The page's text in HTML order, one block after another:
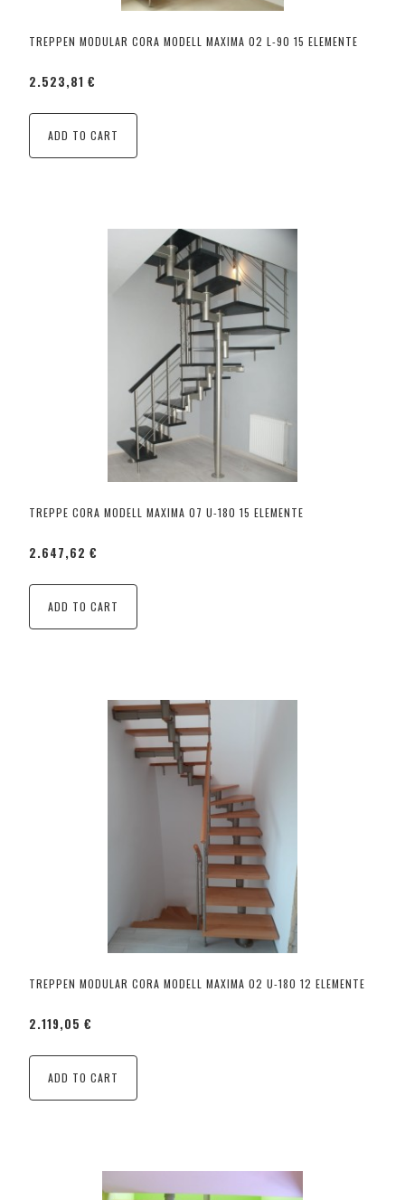
TREPPEN MODULAR CORA MODELL MAXIMA 02 L-90 15 ELEMENTE
2.523,81 €
ADD TO CART
TREPPE CORA MODELL MAXIMA 07 U-180 15 ELEMENTE
2.647,62 €
ADD TO CART
TREPPEN MODULAR CORA MODELL MAXIMA 02 U-180 12 ELEMENTE
2.119,05 €
ADD TO CART